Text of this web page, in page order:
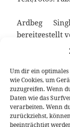
Um dir ein
wie Cookies, um
zuzugreifen. Wenn
Daten wie das
verarbeiten. Wenn
zurückziehst,
beeinträchtigt
Ardbeg
bereitgestellt
Keine
Veröffentlicht
am
21. Mai 2015